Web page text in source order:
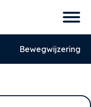
Bewegwijzering